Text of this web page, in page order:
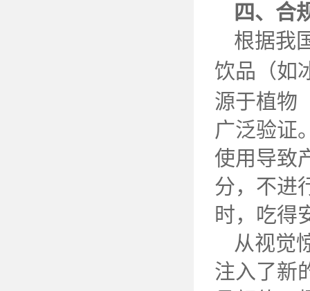
四、合
根据我
饮品（如
源于植物
广泛验证
使用导致
分，不进
时，吃得
从视觉
注入了新